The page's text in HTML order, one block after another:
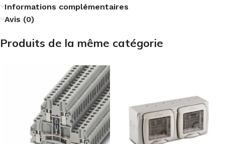
Informations complémentaires
Avis (0)
Produits de la même catégorie